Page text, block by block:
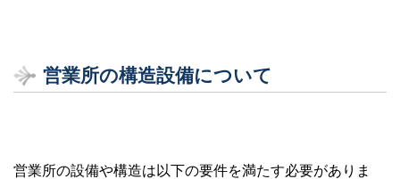
営業所の構造設備について
営業所の設備や構造は以下の要件を満たす必要がありま